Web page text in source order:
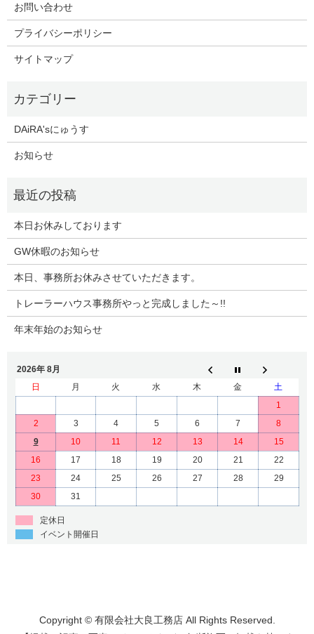
お問い合わせ
プライバシーポリシー
サイトマップ
DAiRA'sにゅうす
お知らせ
本日お休みしております
GW休暇のお知らせ
本日、事務所お休みさせていただきます。
トレーラーハウス事務所やっと完成しました～!!
年末年始のお知らせ
2026年 8月
日
月 火 水 木 金
土
1
2
3 4 5 6 7
8
9
10 11 12 13 14
15
16
17 18 19 20 21
22
23
24 25 26 27 28
29
30
31
定休日
イベント開催日
Copyright © 有限会社大良工務店 All Rights Reserved.